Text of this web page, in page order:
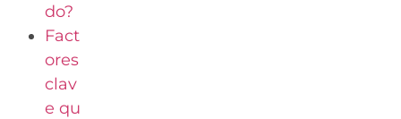
do?
Fact
ores
clav
e qu